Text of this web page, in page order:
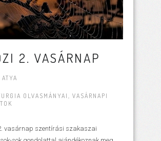
2. VASÁRNAP
OLVASMÁNYAI , VASÁRNAPI
vasárnap szentírási szakaszai